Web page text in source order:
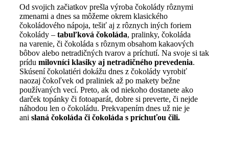
Od svojich začiatkov prešla výroba čokolády rôznymi
zmenami a dnes sa môžeme okrem klasického
čokoládového nápoja, tešiť aj z rôznych iných foriem
čokolády – tabuľková čokoláda, pralinky, čokoláda
na varenie, či čokoláda s rôznym obsahom kakaových
bôbov alebo netradičných tvarov a príchutí. Na svoje si tak
prídu milovníci klasiky aj netradičného prevedenia.
Skúsení čokolatiéri dokážu dnes z čokolády vyrobiť
naozaj čokoľvek od praliniek až po makety bežne
používaných vecí. Preto, ak od niekoho dostanete ako
darček topánky či fotoaparát, dobre si preverte, či nejde
náhodou len o čokoládu. Prekvapením dnes už nie je
ani slaná čokoláda či čokoláda s príchuťou čili.